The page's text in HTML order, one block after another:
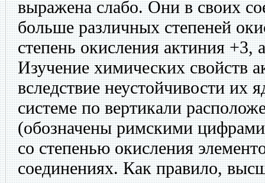
выражена слабо. Они в своих
больше различных степеней
степень окисления актиния +3,
Изучение химических свойств
вследствие неустойчивости их
системе по вертикали
(обозначены римскими
со степенью окисления
соединениях. Как правило,